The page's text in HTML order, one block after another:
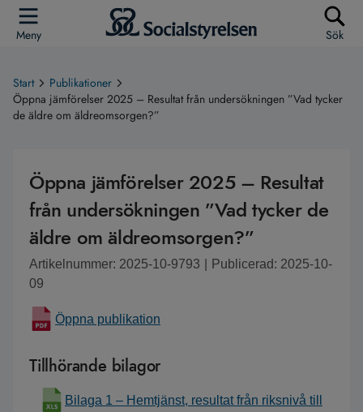
Meny Sök
Start
Publikationer
Öppna jämförelser 2025 – Resultat från undersökningen ”Vad tycker
de äldre om äldreomsorgen?”
Öppna jämförelser 2025 – Resultat
från undersökningen ”Vad tycker de
äldre om äldreomsorgen?”
Artikelnummer: 2025-10-9793
Publicerad: 2025-10-
09
Öppna publikation
Tillhörande bilagor
Bilaga 1 – Hemtjänst, resultat från riksnivå till